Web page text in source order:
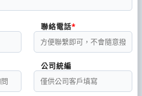
聯絡電話
公司統編